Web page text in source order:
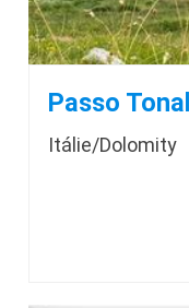
Passo
Itálie/Dolomity